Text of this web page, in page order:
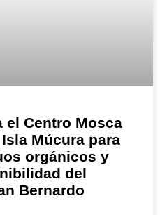
el Centro Mosca
Múcura para
orgánicos y
del
Bernardo